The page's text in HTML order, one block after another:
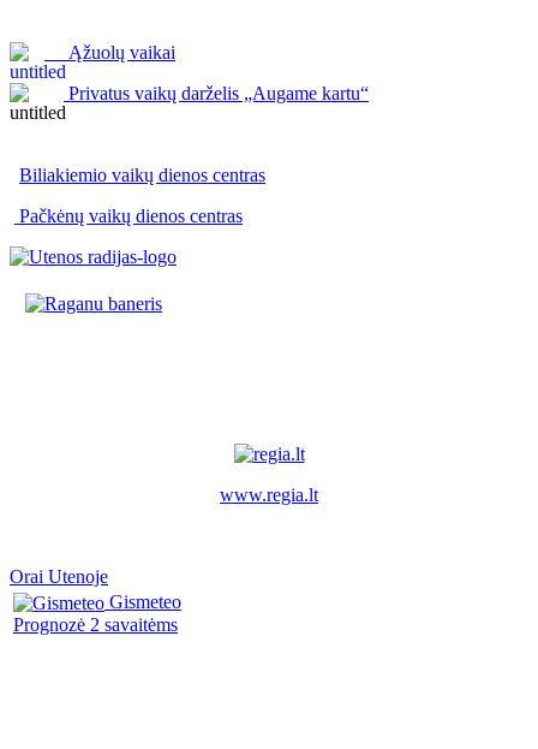
Ąžuolų vaikai
Privatus vaikų darželis „Augame kartu“
Biliakiemio vaikų dienos centras
Pačkėnų vaikų dienos centras
www.regia.lt
Orai Utenoje
Gismeteo
Prognozė 2 savaitėms